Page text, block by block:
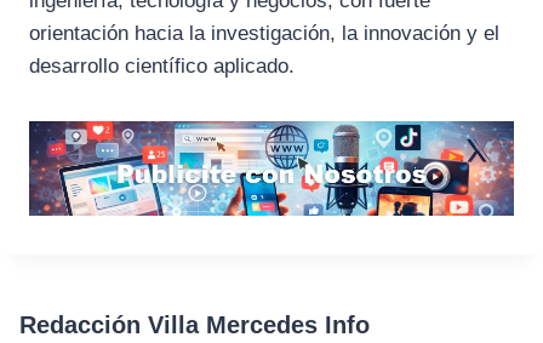
orientación hacia la investigación, la innovación y el
desarrollo científico aplicado.
Redacción Villa Mercedes Info